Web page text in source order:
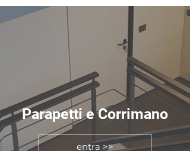
Parapetti e Corrimano
entra >>